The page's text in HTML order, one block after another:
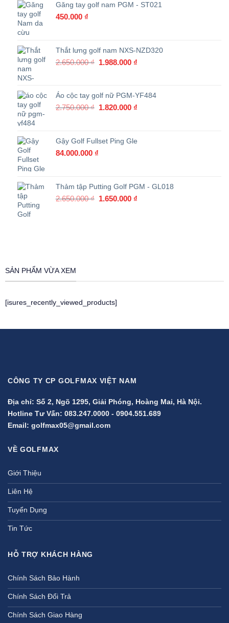
260.000 ₫.
Găng tay golf nam PGM - ST021
450.000 ₫
Thắt lưng golf nam NXS-NZD320
2.650.000₫ Giá
1.988.000 ₫
1.988.000 ₫.
Áo cộc tay golf nữ PGM-YF484
2.750.000₫ Giá
1.820.000 ₫
Gậy Golf Fullset Ping Gle
84.000.000 ₫
Thảm tập Putting Golf PGM - GL018
2.650.000₫ Giá
1.650.000 ₫
SẢN PHẨM VỪA XEM
[isures_recently_viewed_products]
CÔNG TY CP GOLFMAX VIỆT NAM
Địa chỉ: Số 2, Ngõ 1295, Giải Phóng, Hoàng Mai, Hà Nội.
Hotline Tư Vấn: 083.247.0000 - 0904.551.689
Email: golfmax05@gmail.com
VỀ GOLFMAX
Giới Thiệu
Liên Hệ
Tuyển Dụng
Tin Tức
HỖ TRỢ KHÁCH HÀNG
Chính Sách Bảo Hành
Chính Sách Đổi Trả
Chính Sách Giao Hàng